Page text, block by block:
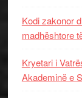
Kodi zakonor
madhështore
Kryetari i
Akademinë e